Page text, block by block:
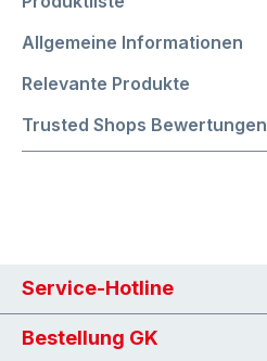
Allgemeine Informationen
Relevante Produkte
Trusted Shops Bewertungen
Service-Hotline
Bestellung GK